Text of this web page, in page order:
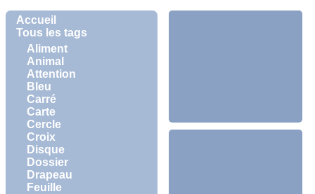
Accueil
Tous les tags
Aliment
Animal
Attention
Bleu
Carré
Carte
Cercle
Croix
Disque
Dossier
Drapeau
Feuille